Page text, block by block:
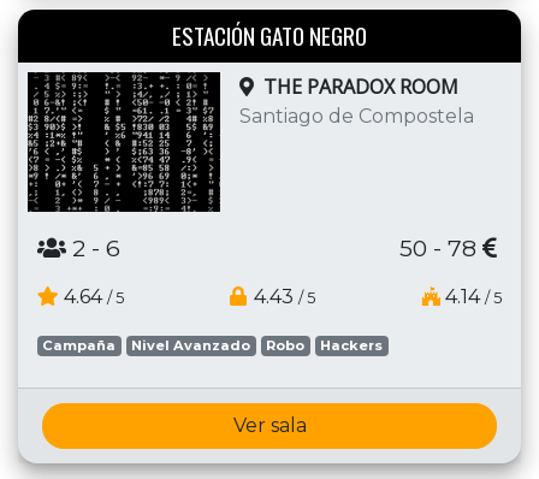
ESTACIÓN GATO NEGRO
THE PARADOX ROOM
Santiago de Compostela
2 - 6 50 - 78
4.64 / 5 4.43 / 5 4.14 / 5
Campaña Nivel Avanzado Robo Hackers
Ver sala